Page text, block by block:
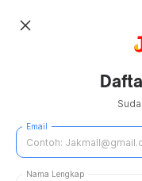
close
Email
Nama Lengkap